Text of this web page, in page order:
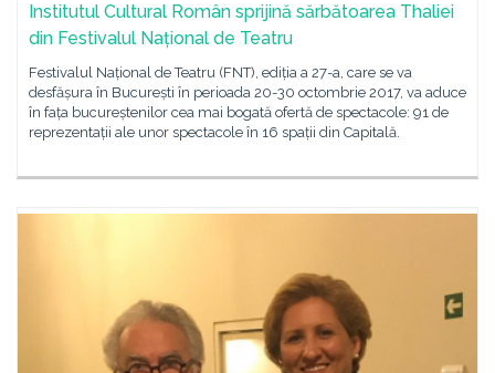
Institutul Cultural Român sprijină sărbătoarea Thaliei
din Festivalul Național de Teatru
Festivalul Național de Teatru (FNT), ediția a 27-a, care se va
desfășura în București în perioada 20-30 octombrie 2017, va aduce
în fața bucureștenilor cea mai bogată ofertă de spectacole: 91 de
reprezentații ale unor spectacole în 16 spații din Capitală.